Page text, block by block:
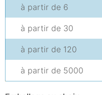
à partir de 6
à partir de 30
à partir de 120
à partir de 5000